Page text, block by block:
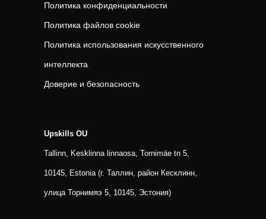
Политика конфиденциальности
Политика файлов cookie
Политика использования искусственного
интеллекта
Доверие и безопасность
Upskills OU
Tallinn, Kesklinna linnaosa, Tornimäe tn 5,
10145, Estonia (г. Таллин, район Кесклинн,
улица Торнимяэ 5, 10145, Эстония)